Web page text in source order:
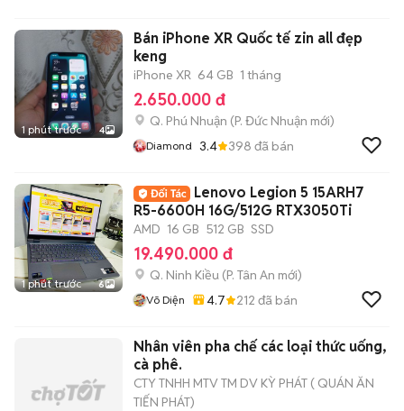
1 phút trước 4
Bán iPhone XR Quốc tế zin all đẹp
keng
iPhone XR 64 GB 1 tháng
2.650.000 đ
Q. Phú Nhuận (P. Đức Nhuận mới)
Diamond 3.4 398 đã bán
1 phút trước 6
Lenovo Legion 5 15ARH7
R5-6600H 16G/512G RTX3050Ti
AMD 16 GB 512 GB SSD
19.490.000 đ
Q. Ninh Kiều (P. Tân An mới)
Võ Diện 4.7 212 đã bán
Nhân viên pha chế các loại thức uống,
cà phê.
CTY TNHH MTV TM DV KỲ PHÁT ( QUÁN ĂN
TIẾN PHÁT)